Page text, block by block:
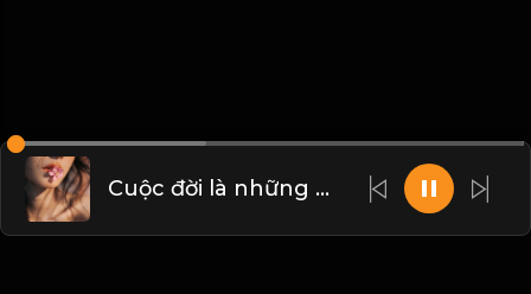
Cuộc đời là những chuyến đi, chỉ có buông bỏ mới có thể tiến xa hơn! & Đạo